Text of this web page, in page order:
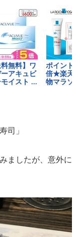
司」
ましたが、意外に